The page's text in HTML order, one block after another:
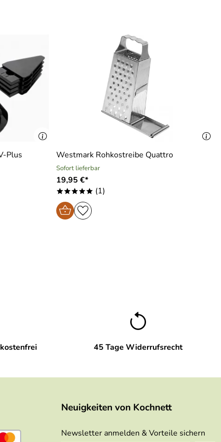
Plus Westmark Rohkostreibe Quattro
Sofort lieferbar
19,95 €*
***** (1)
45 Tage Widerrufsrecht
Neuigkeiten von Kochnett
Newsletter anmelden & Vorteile sichern